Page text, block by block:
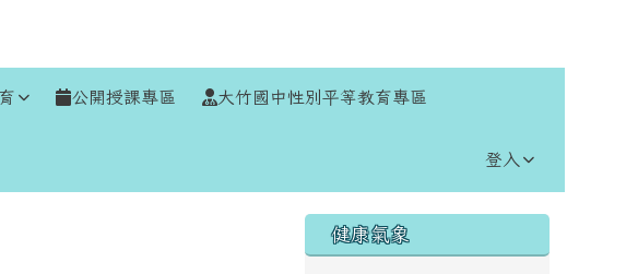
公開授課專區 大竹國中性別平等教育專區
登入
右邊區域內容
健康氣象